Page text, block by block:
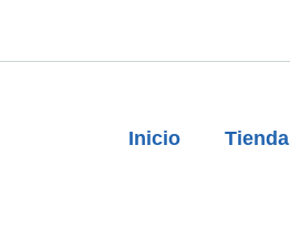
Inicio Tienda